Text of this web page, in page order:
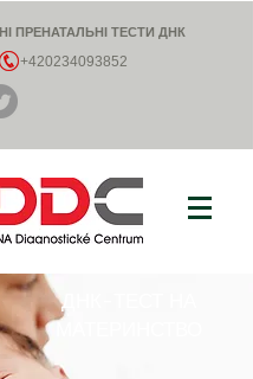
ПРЕНАТАЛЬНІ ТЕСТИ ДНК
+420234093852
ДНК-ТЕСТ НА